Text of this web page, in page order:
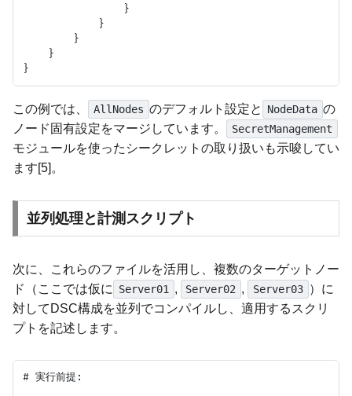
                }
            }
        }
    }
この例では、 AllNodes のデフォルト設定と NodeData の
ノード固有設定をマージしています。
SecretManagement
モジュールを使ったシークレットの取り扱いも示唆してい
ます[5]。
並列処理と計測スクリプト
次に、これらのファイルを活用し、複数のターゲットノー
ド（ここでは仮に
Server01 , Server02 , Server03 ）に
対してDSC構成を並列でコンパイルし、適用するスクリ
プトを記述します。
# 実行前提: